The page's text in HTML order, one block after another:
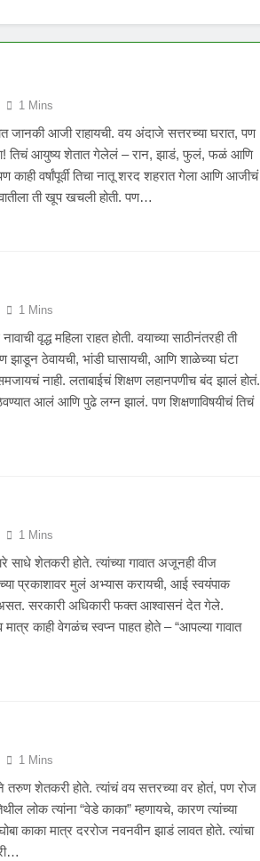
1 Mins
जानकी आजी राहायची. वय अंदाजे सत्तरच्या घरात, पण
तिचं आयुष्य शेतात गेलेलं – रान, झाडं, फुलं, फळं आणि
काही वर्षांपूर्वी तिचा नातू शरद शहरात गेला आणि आजीचं
ती खूप खचली होती. पण…
1 Mins
वृद्ध महिला राहत होती. वयाच्या साठीनंतरही ती
ठेवायची, भांडी घासायची, आणि शाळेच्या घंटा
नाही. लताबाईचं शिक्षण लहानपणीच बंद झालं होतं.
ठेवण्यात आलं आणि पुढे लग्न झालं. पण शिक्षणाविषयीचं तिचं
1 Mins
साधे शेतकरी होते. त्यांच्या गावात अजूनही वीज
प्रकाशावर मुलं अभ्यास करायची, आई स्वयंपाक
सरकारी अधिकारी फक्त आश्वासनं देत गेले.
मात्र काही वेगळंच स्वप्न पाहत होते – “आपल्या गावात
1 Mins
तरुण शेतकरी होते. त्यांचं वय सत्तरच्या वर होतं, पण रोज
लोक त्यांना “वेडे काका” म्हणायचे, कारण त्यांच्या
काका मात्र दररोज नवनवीन झाडं लावत होते. त्यांचा